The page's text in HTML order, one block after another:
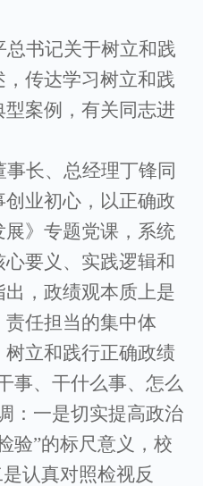
书记关于树立和践
传达学习树立和践
案例，有关同志进
长、总经理丁锋同
业初心，以正确政
》专题党课，系统
要义、实践逻辑和
，政绩观本质上是
任担当的集中体
立和践行正确政绩
事、干什么事、怎么
：一是切实提高政治
验”的标尺意义，校
认真对照检视反